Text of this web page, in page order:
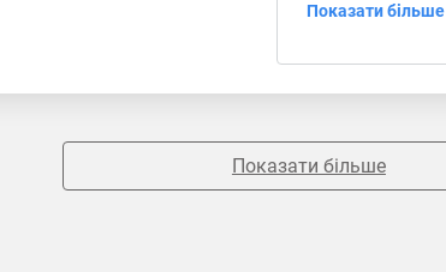
Показати більше
Показати більше